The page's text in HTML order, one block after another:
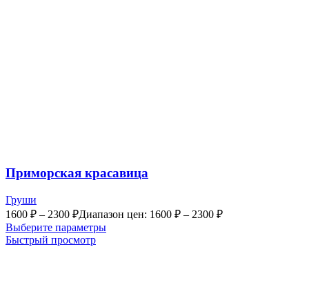
Приморская красавица
Груши
1600 ₽ – 2300 ₽Диапазон цен: 1600 ₽ – 2300 ₽
Выберите параметры
Быстрый просмотр